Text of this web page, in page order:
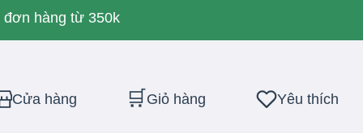
đơn hàng từ 350k
Cửa hàng 🛒Giỏ hàng Yêu thích